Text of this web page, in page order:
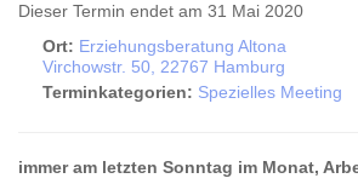
Meetings
Spenden
Literatur-Shop
Dieser Termin endet am 31 Mai 2020
Ort: Erziehungsberatung Altona
Virchowstr. 50, 22767 Hamburg
Terminkategorien: Spezielles Meeting
immer am letzten Sonntag im Monat,